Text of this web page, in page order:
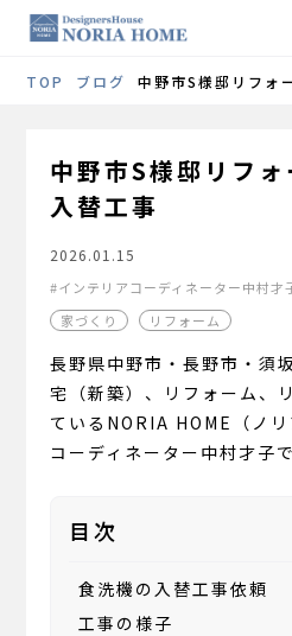
TOP ブログ 中野市S様邸リフ
中野市S様邸リフ
入替工事
2026.01.15
インテリアコーディネーター中村才
家づくり
リフォーム
長野県中野市・長野市・須
宅（新築）、リフォーム、
ているNORIA HOME（ノ
コーディネーター中村才子で
目次
食洗機の入替工事依頼
工事の様子